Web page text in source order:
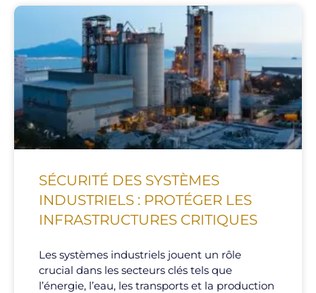
SÉCURITÉ DES SYSTÈMES
INDUSTRIELS : PROTÉGER LES
INFRASTRUCTURES CRITIQUES
Les systèmes industriels jouent un rôle
crucial dans les secteurs clés tels que
l’énergie, l’eau, les transports et la production